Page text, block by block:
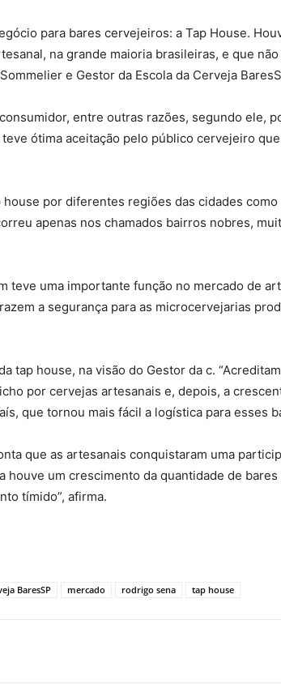
para bares cervejeiros: a Tap House.
na grande maioria brasileiras, e que
e Gestor da Escola da Cerveja
entre outras razões, segundo ele,
ótima aceitação pelo público cervejeiro
por diferentes regiões das cidades
apenas nos chamados bairros nobres,
teve uma importante função no mercado de
a segurança para as microcervejarias
tap house, na visão do Gestor da c.
por cervejas artesanais e, depois, a
que tornou mais fácil a logística para esses
que as artesanais conquistaram uma
houve um crescimento da quantidade de
tímido”, afirma.
BaresSP mercado rodrigo sena tap house